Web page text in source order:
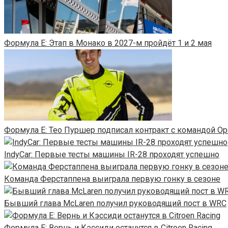
Формула E: Этап в Монако в 2027-м пройдёт 1 и 2 мая
Формула E: Тео Пуршер подписал контракт с командой
IndyCar: Первые тесты машины IR-28 проходят успешно
Команда Ферстаппена выиграла первую гонку в сезоне
Бывший глава McLaren получил руководящий пост в WRC